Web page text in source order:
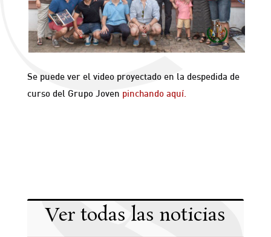
Se puede ver el video proyectado en la despedida de
curso del Grupo Joven pinchando aquí.
Ver todas las noticias